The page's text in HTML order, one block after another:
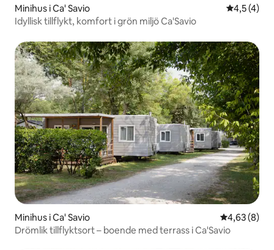
Minihus i Ca' Savio 4,5 av 5 i
4,5 (4)
Idyllisk tillflykt, komfort i grön miljö Ca'Savio
Minihus i Ca' Savio 4,63 av 5 i
4,63 (8)
Drömlik tillflyktsort – boende med terrass i Ca'Savio